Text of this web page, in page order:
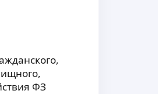
ФЗ